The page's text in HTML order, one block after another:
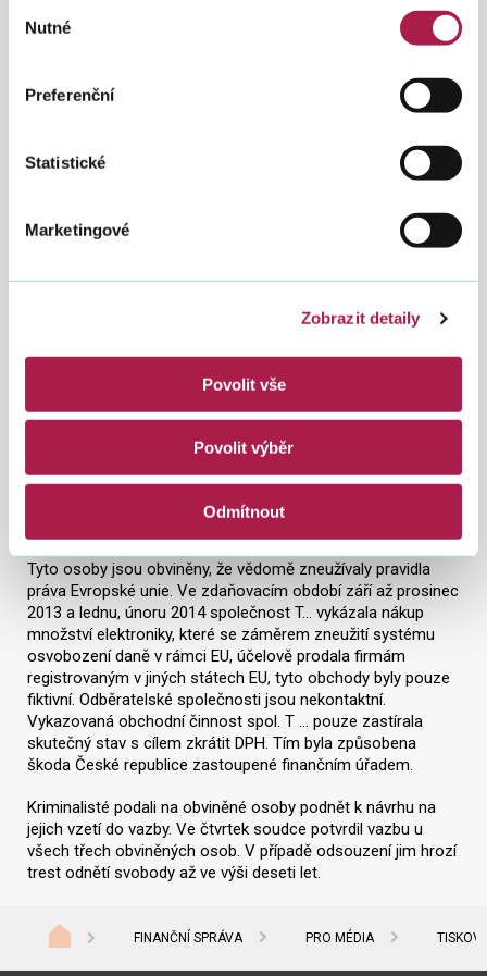
souhlasu
Nutné
Preferenční
Statistické
Marketingové
Zobrazit detaily
Povolit vše
Povolit výběr
Odmítnout
vzniklou škodu v této věci byl zajištěn majetek ve výši 7 000
Vyšetřovatelé v úterý obvinili tři zadržené osoby z trestného
spáchaného formou spolupachatelství a také právnickou
Obviněn byl jednatel společnosti muž (38 let) z Českých
Budějovic, muž (44 let) z Prahy a žena (39 let) pracující pro
Tyto osoby jsou obviněny, že vědomě zneužívaly pravidla
práva Evropské unie. Ve zdaňovacím období září až prosinec
2013 a lednu, únoru 2014 společnost T… vykázala nákup
množství elektroniky, které se záměrem zneužití systému
osvobození daně v rámci EU, účelově prodala firmám
registrovaným v jiných státech EU, tyto obchody byly pouze
fiktivní. Odběratelské společnosti jsou nekontaktní.
Vykazovaná obchodní činnost spol. T … pouze zastírala
skutečný stav s cílem zkrátit DPH. Tím byla způsobena
škoda České republice zastoupené finančním úřadem.
Kriminalisté podali na obviněné osoby podnět k návrhu na
jejich vzetí do vazby. Ve čtvrtek soudce potvrdil vazbu u
všech třech obviněných osob. V případě odsouzení jim hrozí
trest odnětí svobody až ve výši deseti let.
FINANČNÍ SPRÁVA PRO MÉDIA